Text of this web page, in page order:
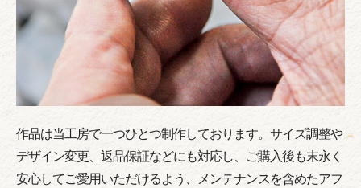
作品は当工房で一つひとつ制作しております。サイズ調整や
デザイン変更、返品保証などにも対応し、ご購入後も末永く
安心してご愛用いただけるよう、メンテナンスを含めたアフ